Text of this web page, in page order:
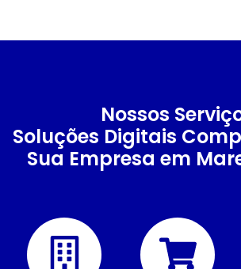
Nossos
Soluções Digitais
Sua Empresa em